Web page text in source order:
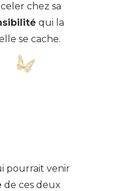
chez sa
qui la
se cache.
pourrait venir
de ces deux